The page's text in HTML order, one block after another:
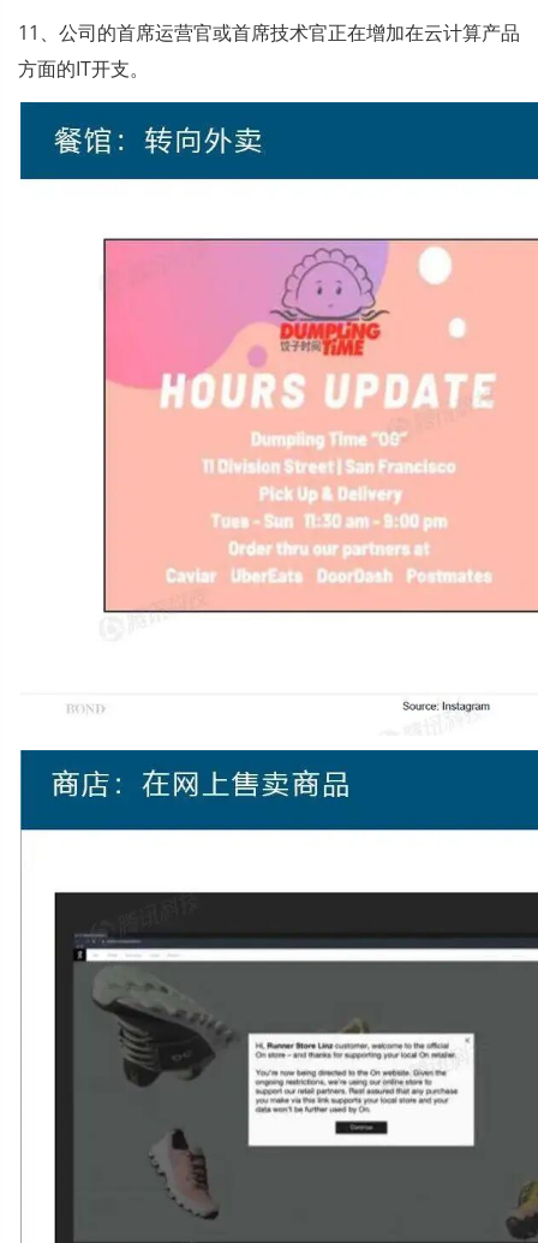
11、公司的首席运营官或首席技术官正在增加在云计算产品
方面的IT开支。